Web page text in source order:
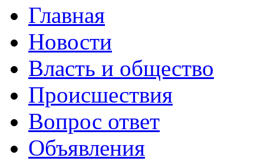
Главная
Новости
Власть и общество
Происшествия
Вопрос ответ
Объявления